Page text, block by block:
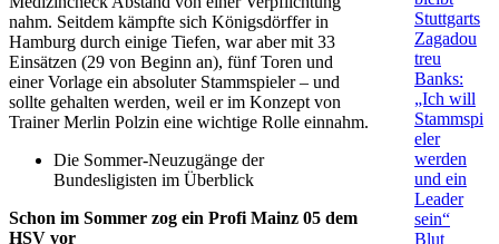
nahm. Seitdem kämpfte sich Königsdörffer in
Hamburg durch einige Tiefen, war aber mit 33
Einsätzen (29 von Beginn an), fünf Toren und
einer Vorlage ein absoluter Stammspieler – und
sollte gehalten werden, weil er im Konzept von
Trainer Merlin Polzin eine wichtige Rolle einnahm.
Die Sommer-Neuzugänge der
Bundesligisten im Überblick
Schon im Sommer zog ein Profi Mainz 05 dem
HSV vor
Stuttgarts
Zagadou
treu
Banks:
„Ich will
Stammspi
eler
werden
und ein
Leader
sein“
Blut